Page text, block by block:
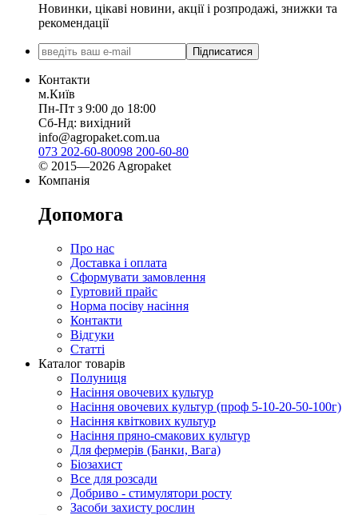
Новинки, цікаві новини, акції і розпродажі, знижки та
рекомендації
Підписатися
Контакти
м.Київ
Пн-Пт з 9:00 до 18:00
Сб-Нд: вихідний
info@agropaket.com.ua
073 202-60-80098 200-60-80
© 2015—2026 Agropaket
Компанія
Допомога
Про нас
Доставка і оплата
Сформувати замовлення
Гуртовий прайс
Норма посіву насіння
Контакти
Відгуки
Статті
Каталог товарів
Полуниця
Насіння овочевих культур
Насіння овочевих культур (проф 5-10-20-50-100г)
Насіння квіткових культур
Насіння пряно-смакових культур
Для фермерів (Банки, Вага)
Біозахист
Все для розсади
Добриво - стимулятори росту
Засоби захисту рослин